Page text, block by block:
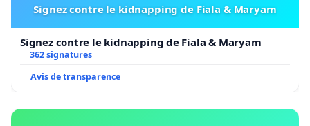
Signez contre le kidnapping de Fiala & Maryam
Signez contre le kidnapping de Fiala & Maryam
362 signatures
Avis de transparence